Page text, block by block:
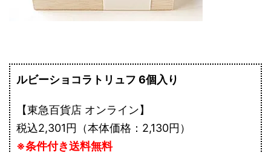
ルビーショコラトリュフ 6個入り
【東急百貨店 オンライン】
税込2,301円（本体価格：2,130円）
※条件付き送料無料